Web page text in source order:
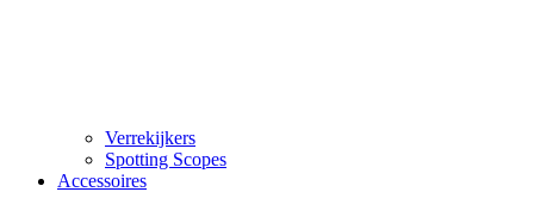
Verrekijkers
Spotting Scopes
Accessoires